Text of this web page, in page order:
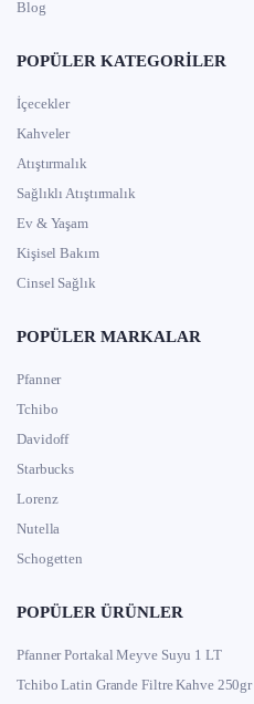
Blog
POPÜLER KATEGORILER
İçecekler
Kahveler
Atıştırmalık
Sağlıklı Atıştırmalık
Ev & Yaşam
Kişisel Bakım
Cinsel Sağlık
POPÜLER MARKALAR
Pfanner
Tchibo
Davidoff
Starbucks
Lorenz
Nutella
Schogetten
POPÜLER ÜRÜNLER
Pfanner Portakal Meyve Suyu 1 LT
Tchibo Latin Grande Filtre Kahve 250gr